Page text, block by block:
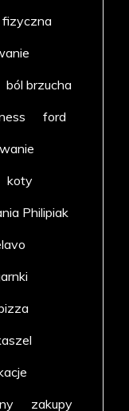
ból brzucha
ford
koty
Philipiak
zakupy